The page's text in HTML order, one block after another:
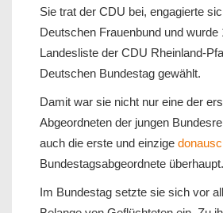
Sie trat der CDU bei, engagierte
Deutschen Frauenbund und wurde
Landesliste der CDU Rheinland-
Deutschen Bundestag gewählt.
Damit war sie nicht nur eine der
Abgeordneten der jungen
auch die erste und einzige
Bundestagsabgeordnete überhaupt.
Im Bundestag setzte sie sich vor